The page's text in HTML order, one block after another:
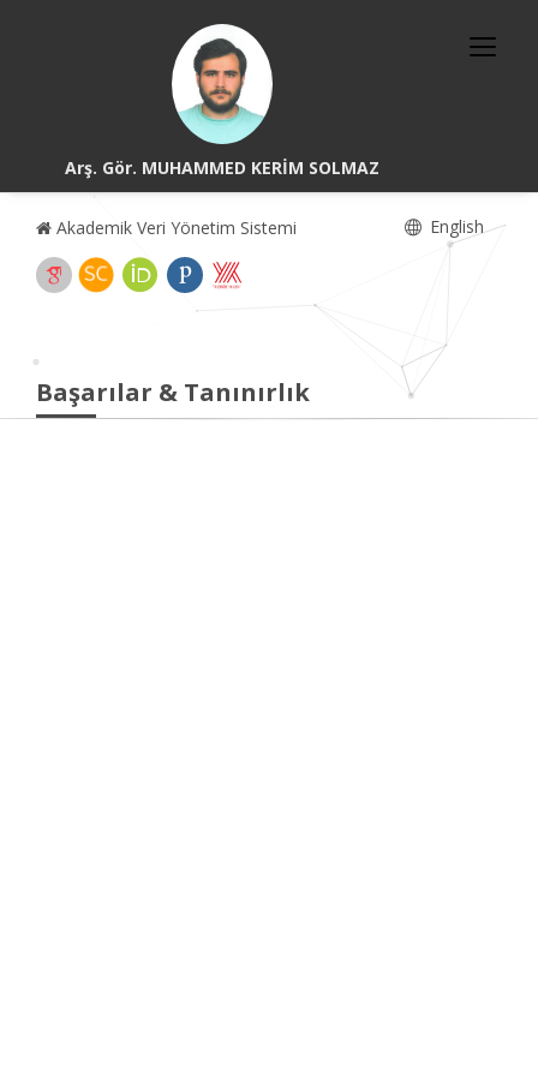
Arş. Gör. MUHAMMED KERİM SOLMAZ
Akademik Veri Yönetim Sistemi English
Başarılar & Tanınırlık